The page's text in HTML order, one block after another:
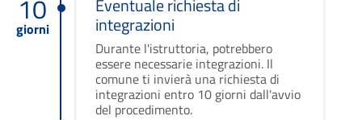
10
giorni integrazioni
Durante l'istruttoria, potrebbero
essere necessarie integrazioni. Il
comune ti invierà una richiesta di
integrazioni entro 10 giorni dall'avvio
del procedimento.